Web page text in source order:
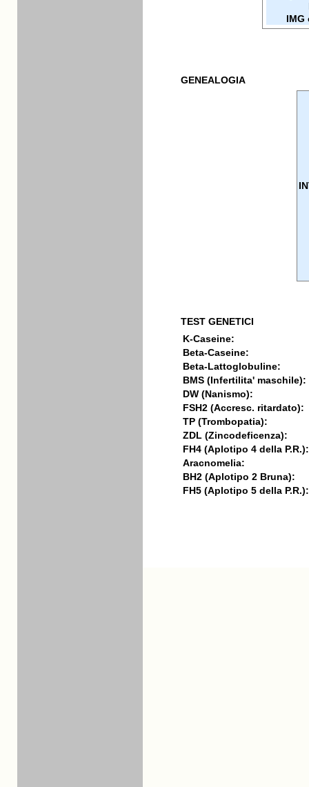
IMG
GENEALOGIA
TEST GENETICI
K-Caseine:
Beta-Caseine:
Beta-Lattoglobuline:
BMS (Infertilita' maschile):
DW (Nanismo):
FSH2 (Accresc. ritardato):
TP (Trombopatia):
ZDL (Zincodeficenza):
FH4 (Aplotipo 4 della P.R.):
Aracnomelia:
BH2 (Aplotipo 2 Bruna):
FH5 (Aplotipo 5 della P.R.):